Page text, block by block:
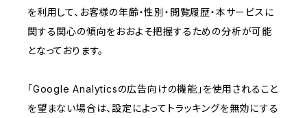
を利用して、お客様の年齢・性別・閲覧履歴・本サービスに
関する関心の傾向をおおよそ把握するための分析が可能
となっております。
「Google Analyticsの広告向けの機能」を使用されること
を望まない場合は、設定によってトラッキングを無効にする